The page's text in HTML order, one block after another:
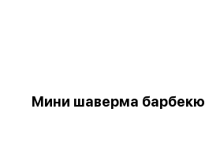
Мини шаверма барбекю